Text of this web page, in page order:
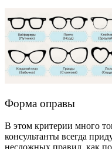
Форма оправы
В этом критерии много
консультанты всегда